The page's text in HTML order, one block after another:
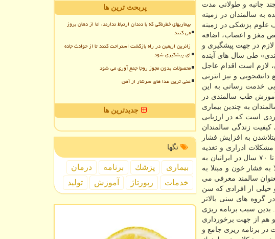
جانبه و طولانی مدت
به سالمندان در زمینه
علوم پزشكی در زمینه
مغز و اعصاب، اضافه
در جهت پیشگیری و
طی سال های آینده
لازم است اقدام عاجل
و نیز انترنی
خدمت رسانی به این
طب سالمندی در
به چندین بیماری
است كه در ارزیابی
كیفیت زندگی سالمندان
به افزایش فشار
ادراری و تغذیه
ای، اختلال خواب، كاهش تعادل و آلزایمر نیز بیشتر دیده می شود. وی ادامه داد: بالاترین میزان مرگ و میر در سنین ۶۰ تا ۷۰ سال در ایرانیان به
و سرطان ها است و متاسفانه كمتر از ۴۰ درصد افراد مبتلا به فشار خون و مبتلا به
هستند. این متخصص مغز و اعصاب افزود: هرچند بنابر تعریف افراد بالاتر از ۶۰ سال بعنوان سالمند معرفی می
خیلی از افرادی كه سن
گروه های سنی بالاتر
باشند. بدین سبب برنامه ریزی
و هم از جهت برخورداری
برنامه ریزی جامع و
پربحث ترین ها
بیماریهای خطرناکی که با دندان ارتباط ندارند، اما از دهان بروز
می کنند
زائرین اربعین در راه بازگشت استراحت کنند تا از حوادث جاده
ای پیشگیری شود
محصولات بدون مجوز روجا جمع آوری می شود
غنی ترین غذا های سرشار از آهن
جدیدترین ها
تگها
بیماری پزشك برنامه
درمان
خدمات
رپورتاژ آموزش تولید